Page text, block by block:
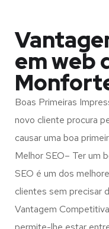
em web
Boas Primeiras
novo cliente procura
causar uma boa
Melhor SEO– Ter um
SEO é um dos
clientes sem precisar
Vantagem